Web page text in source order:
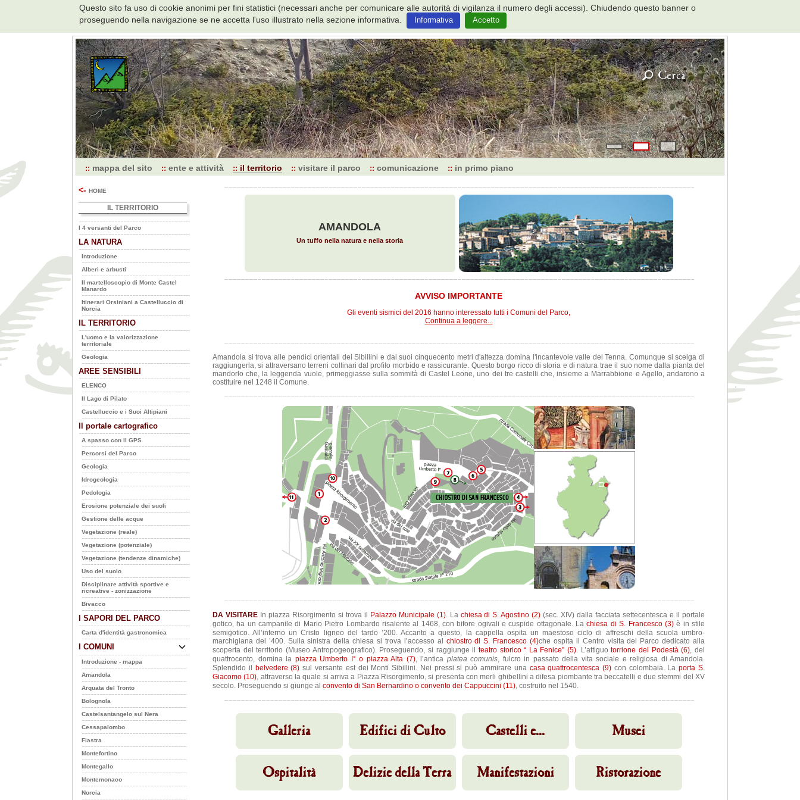
Questo sito fa uso di cookie anonimi per fini statistici (necessari anche per comunicare alle autorità di vigilanza il numero degli accessi). Chiudendo questo banner o
proseguendo nella navigazione se ne accetta l'uso illustrato nella sezione informativa.
Informativa Accetto
Pagina
iniziale